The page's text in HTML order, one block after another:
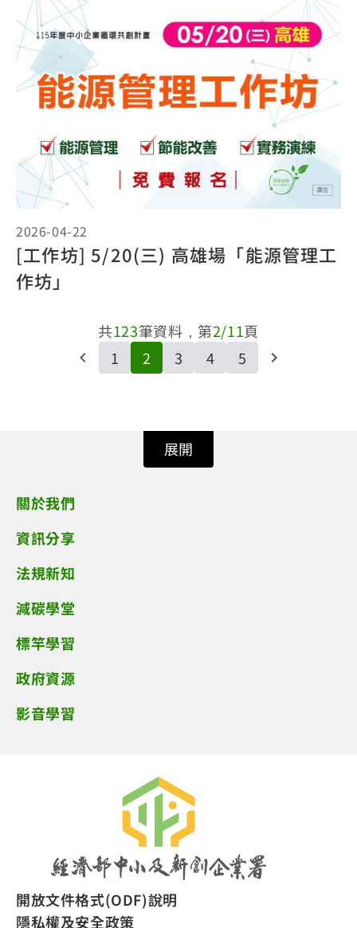
2026-04-22
[工作坊] 5/20(三) 高雄場「能源管理工
作坊」
共123筆資料，第2/11頁
1
2 3 4 5
展開
關於我們
資訊分享
法規新知
減碳學堂
標竿學習
政府資源
影音學習
開放文件格式(ODF)說明
隱私權及安全政策